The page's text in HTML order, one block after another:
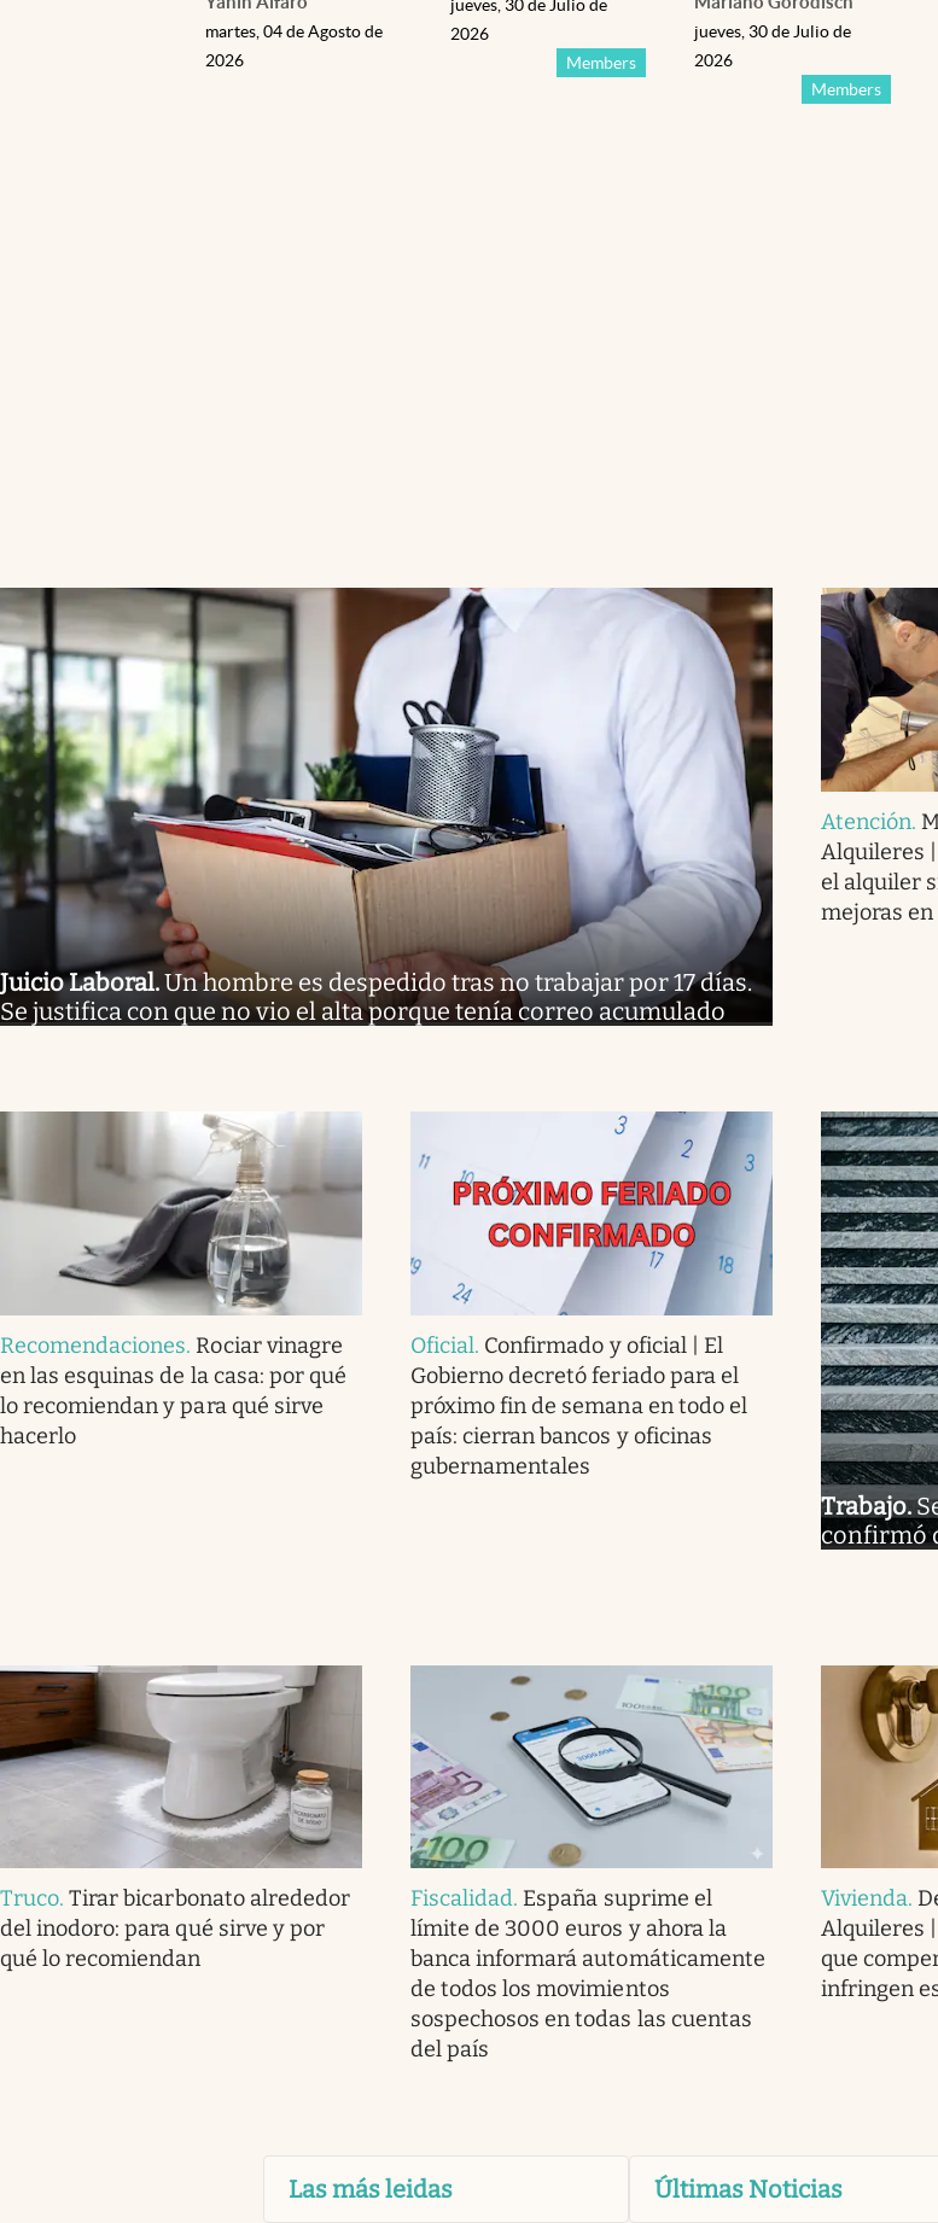
martes, 04 de Agosto de
2026
Members
jueves, 30 de Julio de
2026
Members
jueves, 30 de Julio de
2026
Juicio Laboral.Un hombre es despedido tras no trabajar por 17 días.
Se justifica con que no vio el alta porque tenía correo acumulado
Atención.
Alquileres
el alquiler
mejoras
Recomendaciones. Rociar vinagre
en las esquinas de la casa: por qué
lo recomiendan y para qué sirve
hacerlo
Oficial. Confirmado y oficial | El
Gobierno decretó feriado para el
próximo fin de semana en todo el
país: cierran bancos y oficinas
gubernamentales
Trabajo.
confirmó
Truco.Tirar bicarbonato alrededor
del inodoro: para qué sirve y por
qué lo recomiendan
Fiscalidad. España suprime el
límite de 3000 euros y ahora la
banca informará automáticamente
de todos los movimientos
sospechosos en todas las cuentas
del país
Vivienda.
Alquileres
que
infringen
Las más leidas Últimas Noticias